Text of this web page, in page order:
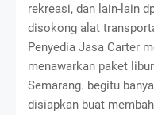
rekreasi, dan lain-lain
disokong alat
Penyedia Jasa Carter
menawarkan paket
Semarang. begitu
disiapkan buat